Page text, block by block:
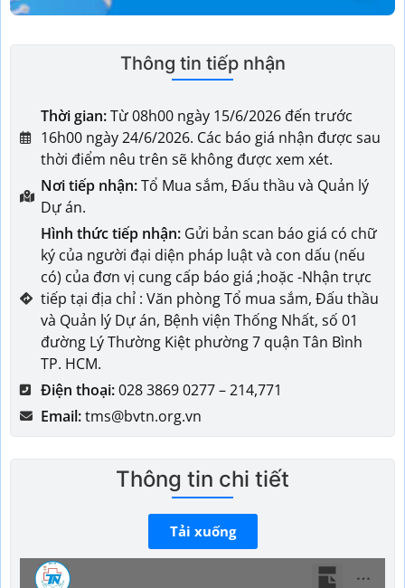
Thông tin tiếp nhận
Thời gian:Từ 08h00 ngày 15/6/2026 đến trước
16h00 ngày 24/6/2026. Các báo giá nhận được sau
thời điểm nêu trên sẽ không được xem xét.
Nơi tiếp nhận:Tổ Mua sắm, Đấu thầu và Quản lý
Dự án.
Hình thức tiếp nhận: Gửi bản scan báo giá có chữ
ký của người đại diện pháp luật và con dấu (nếu
có) của đơn vị cung cấp báo giá ;hoặc -Nhận trực
tiếp tại địa chỉ : Văn phòng Tổ mua sắm, Đấu thầu
và Quản lý Dự án, Bệnh viện Thống Nhất, số 01
đường Lý Thường Kiệt phường 7 quận Tân Bình
TP. HCM.
Điện thoại:028 3869 0277 – 214,771
Email:tms@bvtn.org.vn
Thông tin chi tiết
Tải xuống